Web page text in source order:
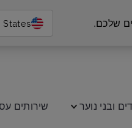
שלכם. States
ובני נוער שירותים